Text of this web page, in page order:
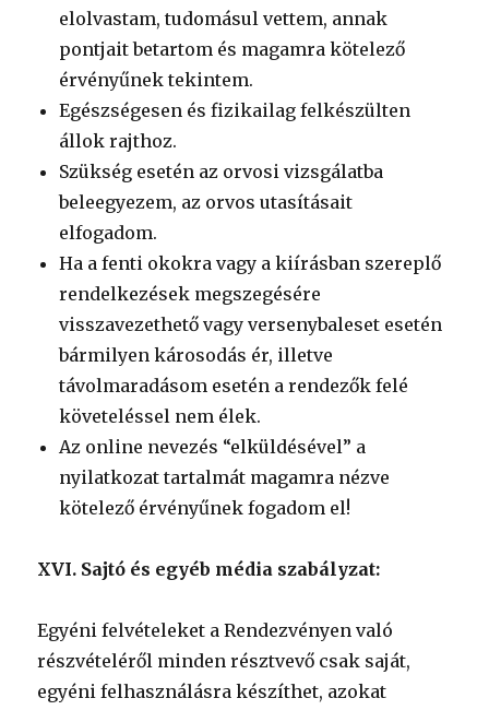
elolvastam, tudomásul vettem, annak
pontjait betartom és magamra kötelező
érvényűnek tekintem.
Egészségesen és fizikailag felkészülten
állok rajthoz.
Szükség esetén az orvosi vizsgálatba
beleegyezem, az orvos utasításait
elfogadom.
Ha a fenti okokra vagy a kiírásban szereplő
rendelkezések megszegésére
visszavezethető vagy versenybaleset esetén
bármilyen károsodás ér, illetve
távolmaradásom esetén a rendezők felé
követeléssel nem élek.
Az online nevezés “elküldésével” a
nyilatkozat tartalmát magamra nézve
kötelező érvényűnek fogadom el!
XVI. Sajtó és egyéb média szabályzat:
Egyéni felvételeket a Rendezvényen való
részvételéről minden résztvevő csak saját,
egyéni felhasználásra készíthet, azokat